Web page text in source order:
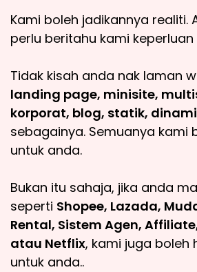
Kami boleh jadikannya realiti.
perlu beritahu kami
Tidak kisah anda nak laman
landing page, minisite,
korporat, blog, statik,
sebagainya. Semuanya kami
untuk anda.
Bukan itu sahaja, jika anda
seperti Shopee, Lazada,
Rental, Sistem Agen,
atau Netflix, kami juga boleh
untuk anda..